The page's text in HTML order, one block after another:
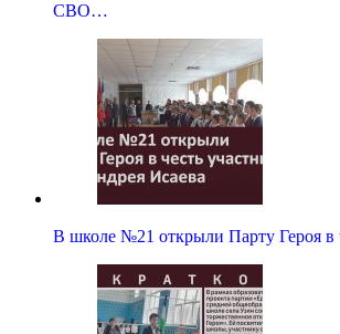
СВО…
В школе №21 открыли Парту Героя в